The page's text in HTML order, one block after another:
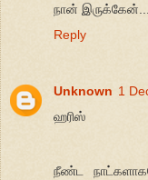
நான்
Reply
Unknown 1
ஹரிஸ்
நீண்ட